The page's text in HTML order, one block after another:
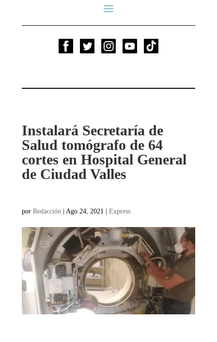
Instalará Secretaría de
Salud tomógrafo de 64
cortes en Hospital General
de Ciudad Valles
por Redacción | Ago 24, 2021 | Express